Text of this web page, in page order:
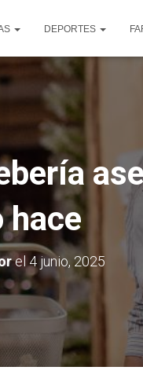
DEPORTES
hace
el 4 junio, 2025